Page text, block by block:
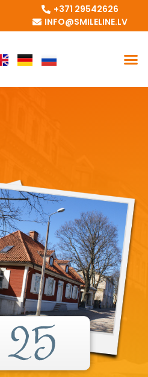
+371 29542626
INFO@SMILELINE.LV